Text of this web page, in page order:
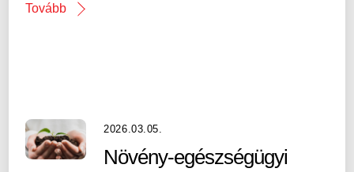
Tovább
2026.03.05.
Növény-egészségügyi